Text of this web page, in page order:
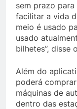
sem prazo para
facilitar a vida
meio é usado
usado
bilhetes”, disse
Além do
poderá
máquinas de
dentro das